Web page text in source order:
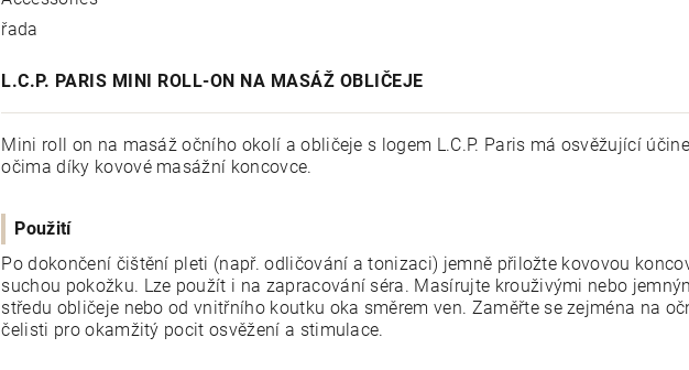
L.C.P. PARIS MINI ROLL-ON NA MASÁŽ OBLIČEJE
Mini roll on na masáž očního okolí a obličeje s logem L.C.P. Paris má osvěžující
očima díky kovové masážní koncovce.
Použití
Po dokončení čištění pleti (např. odličování a tonizaci) jemně přiložte kovovou
suchou pokožku. Lze použít i na zapracování séra. Masírujte krouživými nebo
středu obličeje nebo od vnitřního koutku oka směrem ven. Zaměřte se zejména na
čelisti pro okamžitý pocit osvěžení a stimulace.